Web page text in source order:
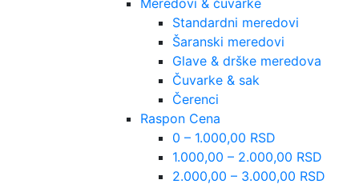
Standardni meredovi
Šaranski meredovi
Glave & drške meredova
Čuvarke & sak
Čerenci
Raspon Cena
0 – 1.000,00 RSD
1.000,00 – 2.000,00 RSD
2.000,00 – 3.000,00 RSD